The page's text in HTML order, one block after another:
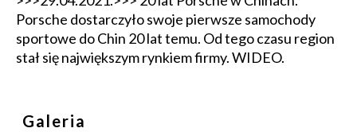
Porsche dostarczyło swoje pierwsze samochody
sportowe do Chin 20 lat temu. Od tego czasu region
stał się największym rynkiem firmy. WIDEO.
Galeria